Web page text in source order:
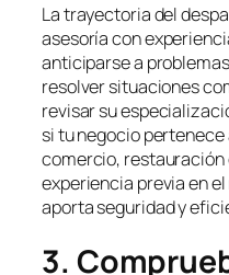
La trayectoria del
asesoría con
anticiparse a
resolver situaciones
revisar su
si tu negocio
comercio, restauración
experiencia previa en
aporta seguridad y
3.